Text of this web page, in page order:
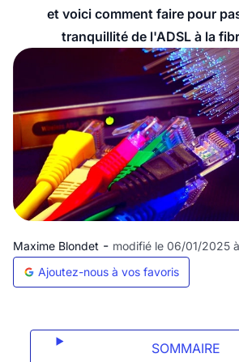
et voici comment faire pour
tranquillité de l'ADSL à la
Maxime Blondet - modifié le 06/01/2025
Ajoutez-nous à vos favoris
SOMMAIRE